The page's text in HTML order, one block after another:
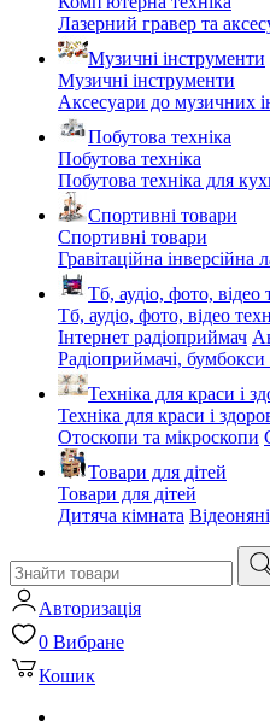
Лазерний гравер та
Музичні інструменти
Музичні інструменти
Аксесуари до музичних
Побутова техніка
Побутова техніка
Побутова техніка для
Спортивні товари
Спортивні товари
Гравітаційна інверсійна
Тб, аудіо, фото, відео
Тб, аудіо, фото, відео
Інтернет радіоприймач
Радіоприймачі, бумбокси
Техніка для краси і
Техніка для краси і
Отоскопи та мікроскопи
Товари для дітей
Товари для дітей
Дитяча кімната
Авторизація
0 Вибране
Кошик